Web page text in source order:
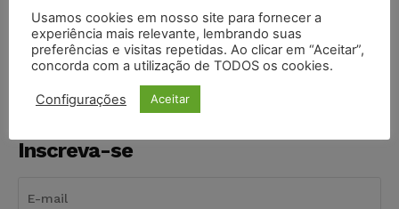
COMPARTILHE
Inscreva-se
Usamos cookies em nosso site para fornecer a
experiência mais relevante, lembrando suas
preferências e visitas repetidas. Ao clicar em “Aceitar”,
concorda com a utilização de TODOS os cookies.
Configurações Aceitar